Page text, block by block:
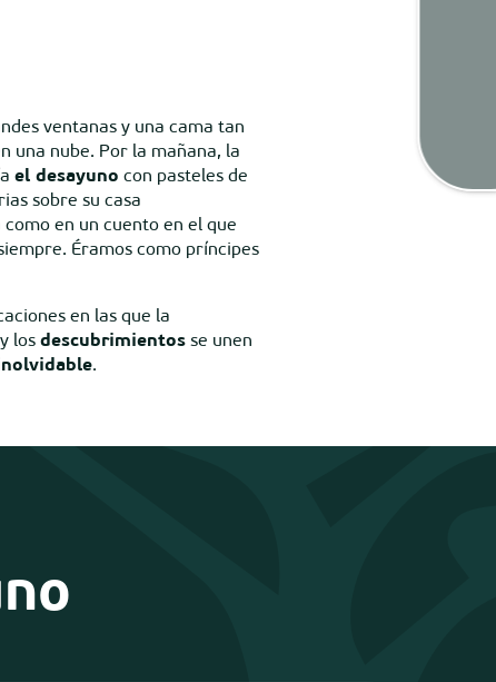
ventanas y una cama tan
una nube. Por la mañana, la
el desayuno con pasteles de
sobre su casa
como en un cuento en el que
Éramos como príncipes
en las que la
y los descubrimientos se unen
.